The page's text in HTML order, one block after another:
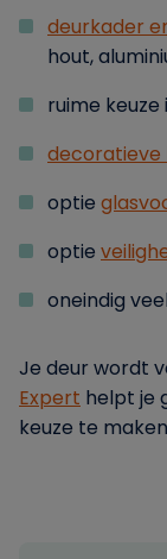
deurkader
hout,
ruime keuze
decoratieve
optie
optie
oneindig veel
Je deur wordt
Expert helpt je
keuze te